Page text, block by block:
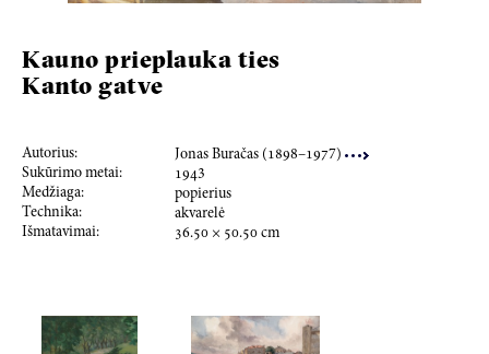
Kauno prieplauka ties
Kanto gatve
Autorius: Jonas Buračas ( 1898–1977)
Sukūrimo metai:
1943
Medžiaga:
popierius
Technika:
akvarelė
Išmatavimai:
36.50 × 50.50 cm